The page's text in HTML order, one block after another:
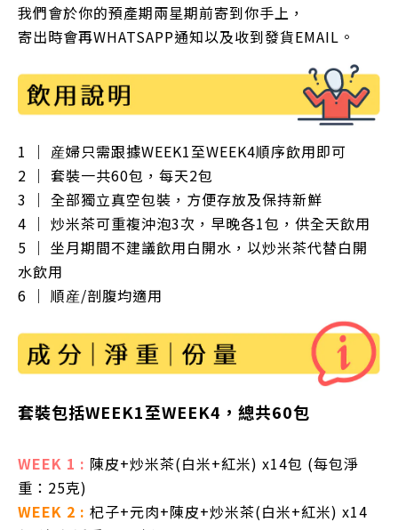
我們會於你的預產期兩星期前寄到你手上，
寄出時會再WHATSAPP通知以及收到發貨EMAIL。
1 ｜ 産婦只需跟據WEEK1至WEEK4順序飲用即可
2 ｜ 套裝一共60包，每天2包
3 ｜ 全部獨立真空包裝，方便存放及保持新鮮
4 ｜ 炒米茶可重複沖泡3次，早晚各1包，供全天飲用
5 ｜ 坐月期間不建議飲用白開水，以炒米茶代替白開
水飲用
6 ｜ 順産/剖腹均適用
套裝包括WEEK1至WEEK4，總共60包
WEEK 1 : 陳皮+炒米茶(白米+紅米) x14包 (每包淨
重：25克)
WEEK 2 : 杞子+元肉+陳皮+炒米茶(白米+紅米) x14